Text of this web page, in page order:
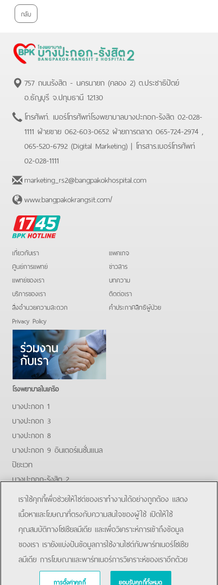
กลับ
757 ถนนรังสิต - นครนายก (คลอง 2) ต.ประชาธิปัตย์
อ.ธัญบุรี จ.ปทุมธานี 12130
โทรศัพท์. เบอร์โทรศัพท์โรงพยาบาลบางปะกอก-รังสิต 02-028-
1111 ฝ่ายขาย 062-603-0652 ฝ่ายการตลาด 065-724-2974 ,
065-520-6792 (Digital Marketing) | โทรสาร.เบอร์โทรศัพท์
02-028-1111
marketing_rs2@bangpakokhospital.com
www.bangpakokrangsit.com/
BPK
Hotline
เกี่ยวกับเรา
ศูนย์การแพทย์
แพทย์ของเรา
บริการของเรา
สิ่งอำนวยความสะดวก
Privacy Policy
แพคเกจ
ข่าวสาร
บทความ
ติดต่อเรา
คําประกาศสิทธิผู้ป่วย
โรงพยาบาลในเครือ
บางปะกอก 1
บางปะกอก 3
บางปะกอก 8
บางปะกอก 9 อินเตอร์เนชั่นแนล
ปิยะเวท
บางปะกอก-รังสิต 2
บางปะกอกสมุทรปราการ
FacebookYoutube
โรงพยาบาลบางปะกอก-รังสิต 2
เราใช้คุกกี้เพื่อช่วยให้ไซต์ของเราทำงานได้อย่างถูกต้อง แสดง
เนื้อหาและโฆษณาที่ตรงกับความสนใจของผู้ใช้ เปิดให้ใช้
คุณสมบัติทางโซเชียลมีเดีย และเพื่อวิเคราะห์การเข้าถึงข้อมูล
ของเรา เรายังแบ่งปันข้อมูลการใช้งานไซต์กับพาร์ทเนอร์โซเชีย
ลมีเดีย การโฆษณาและพาร์ทเนอร์การวิเคราะห์ของเราอีกด้วย
การตั้งค่าคุกกี้ ยอมรับคุกกี้ทั้งหมด